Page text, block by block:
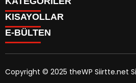
SPOR
Eruh Haberleri
KISAYOLLAR
MANSET
SAĞLIK
E-BÜLTEN
Copyright © 2025 theWP Siirtte.net